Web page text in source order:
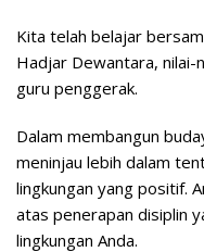
Kita telah belajar
Hadjar Dewantara, nilai-
guru penggerak.
Dalam membangun
meninjau lebih dalam
lingkungan yang positif.
atas penerapan disiplin
lingkungan Anda.